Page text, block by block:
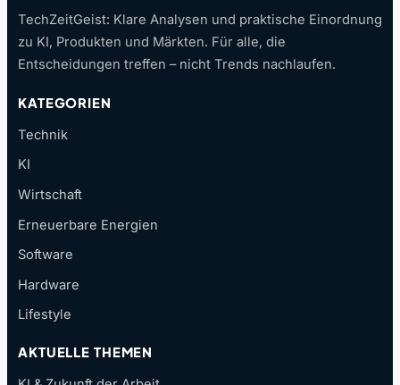
TechZeitGeist: Klare Analysen und praktische Einordnung
zu KI, Produkten und Märkten. Für alle, die
Entscheidungen treffen – nicht Trends nachlaufen.
KATEGORIEN
Technik
KI
Wirtschaft
Erneuerbare Energien
Software
Hardware
Lifestyle
AKTUELLE THEMEN